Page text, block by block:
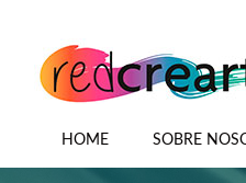
HOME SOBRE